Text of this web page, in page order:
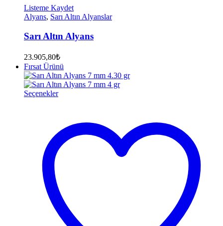
Listeme Kaydet
Alyans, Sarı Altın Alyanslar
Sarı Altın Alyans
23.905,80₺
Fırsat Ürünü
Seçenekler